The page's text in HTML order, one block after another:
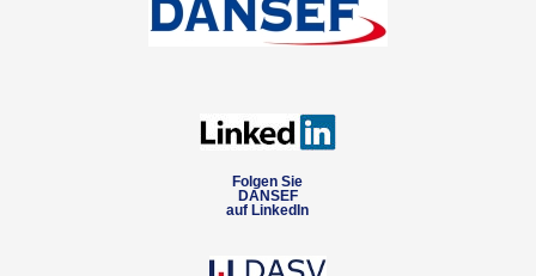
Folgen Sie
DANSEF
auf LinkedIn